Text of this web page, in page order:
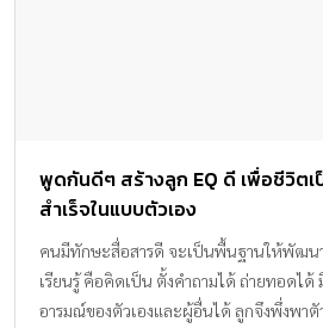
พูดกันดีๆ สร้างลูก EQ ดี เพื่อชีวิต
สำเร็จในแบบตัวเอง
คนมีทักษะสื่อสารดี จะเป็นพื้นฐานให้พัฒน
เรียนรู้ คือคิดเป็น ตั้งคำถามได้ ถ่ายทอดไ
อารมณ์ของตัวเองและผู้อื่นได้ ลูกจึงพึ่งพา